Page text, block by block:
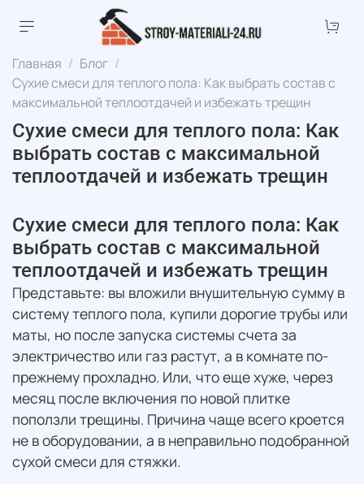
Главная
Блог
Сухие смеси для теплого пола: Как выбрать состав с
максимальной теплоотдачей и избежать трещин
Сухие смеси для теплого пола: Как
выбрать состав с максимальной
теплоотдачей и избежать трещин
Сухие смеси для теплого пола: Как
выбрать состав с максимальной
теплоотдачей и избежать трещин
Представьте: вы вложили внушительную сумму в
систему теплого пола, купили дорогие трубы или
маты, но после запуска системы счета за
электричество или газ растут, а в комнате по-
прежнему прохладно. Или, что еще хуже, через
месяц после включения по новой плитке
поползли трещины. Причина чаще всего кроется
не в оборудовании, а в неправильно подобранной
сухой смеси для стяжки.